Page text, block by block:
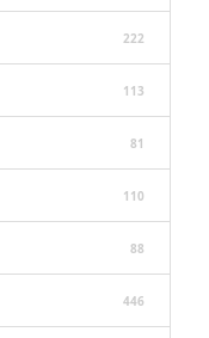
222
113
81
110
88
446